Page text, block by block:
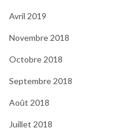
Avril 2019
Novembre 2018
Octobre 2018
Septembre 2018
Août 2018
Juillet 2018